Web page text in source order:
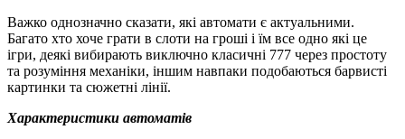
Важко однозначно сказати, які автомати є актуальними.
Багато хто хоче грати в слоти на гроші і їм все одно які це
ігри, деякі вибирають виключно класичні 777 через простоту
та розуміння механіки, іншим навпаки подобаються барвисті
картинки та сюжетні лінії.
Характеристики автоматів